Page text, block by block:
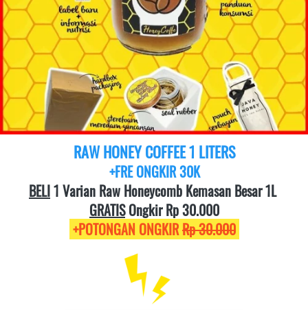
RAW HONEY COFFEE 1 LITERS
+FRE ONGKIR 30K
BELI
1 Varian Raw Honeycomb Kemasan Besar 1L
GRATIS Ongkir Rp 30.000
+POTONGAN ONGKIR Rp 30.000